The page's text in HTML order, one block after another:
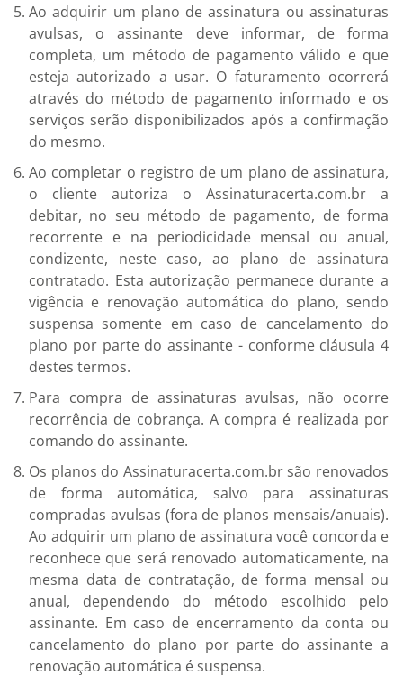
Ao adquirir um plano de assinatura ou assinaturas
avulsas, o assinante deve informar, de forma
completa, um método de pagamento válido e que
esteja autorizado a usar. O faturamento ocorrerá
através do método de pagamento informado e os
serviços serão disponibilizados após a confirmação
do mesmo.
Ao completar o registro de um plano de assinatura,
o cliente autoriza o Assinaturacerta.com.br a
debitar, no seu método de pagamento, de forma
recorrente e na periodicidade mensal ou anual,
condizente, neste caso, ao plano de assinatura
contratado. Esta autorização permanece durante a
vigência e renovação automática do plano, sendo
suspensa somente em caso de cancelamento do
plano por parte do assinante - conforme cláusula 4
destes termos.
Para compra de assinaturas avulsas, não ocorre
recorrência de cobrança. A compra é realizada por
comando do assinante.
Os planos do Assinaturacerta.com.br são renovados
de forma automática, salvo para assinaturas
compradas avulsas (fora de planos mensais/anuais).
Ao adquirir um plano de assinatura você concorda e
reconhece que será renovado automaticamente, na
mesma data de contratação, de forma mensal ou
anual, dependendo do método escolhido pelo
assinante. Em caso de encerramento da conta ou
cancelamento do plano por parte do assinante a
renovação automática é suspensa.